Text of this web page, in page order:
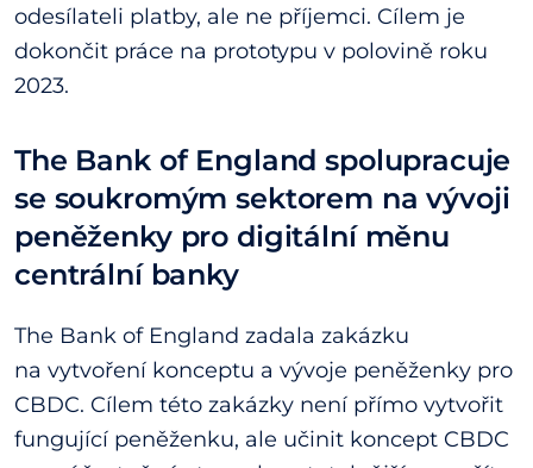
odesílateli platby, ale ne příjemci. Cílem je
dokončit práce na prototypu v polovině roku
2023.
The Bank of England spolupracuje
se soukromým sektorem na vývoji
peněženky pro digitální měnu
centrální banky
The Bank of England zadala zakázku
na vytvoření konceptu a vývoje peněženky pro
CBDC. Cílem této zakázky není přímo vytvořit
fungující peněženku, ale učinit koncept CBDC